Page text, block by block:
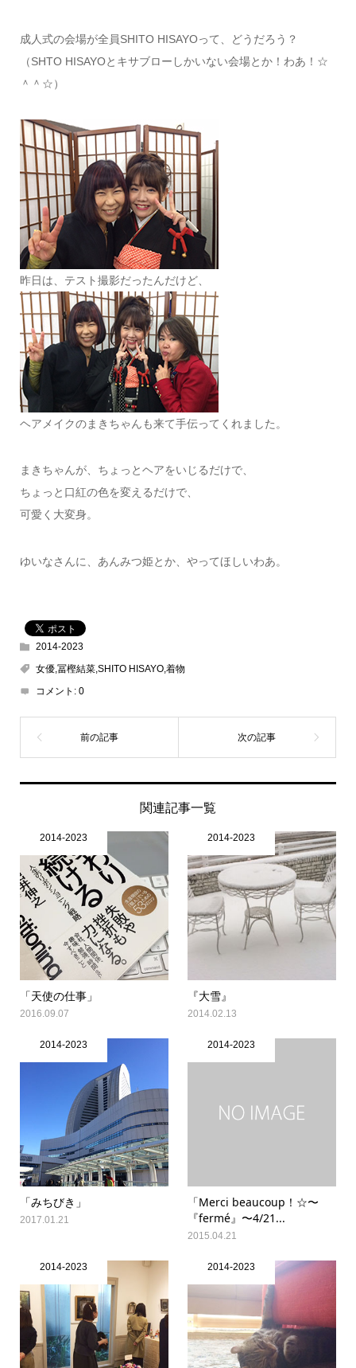
成人式の会場が全員SHITO HISAYOって、どうだろう？
（SHTO HISAYOとキサブローしかいない会場とか！わあ！☆
＾＾☆）
昨日は、テスト撮影だったんだけど、
ヘアメイクのまきちゃんも来て手伝ってくれました。
まきちゃんが、ちょっとヘアをいじるだけで、
ちょっと口紅の色を変えるだけで、
可愛く大変身。
ゆいなさんに、あんみつ姫とか、やってほしいわあ。
2014-2023
女優,冨樫結菜,SHITO HISAYO,着物
コメント: 0
関連記事一覧
2014-2023
「天使の仕事」
2016.09.07
2014-2023
『大雪』
2014.02.13
2014-2023
「みちびき」
2017.01.21
2014-2023
「Merci beaucoup！☆〜
『fermé』〜4/21...
2015.04.21
2014-2023 2014-2023